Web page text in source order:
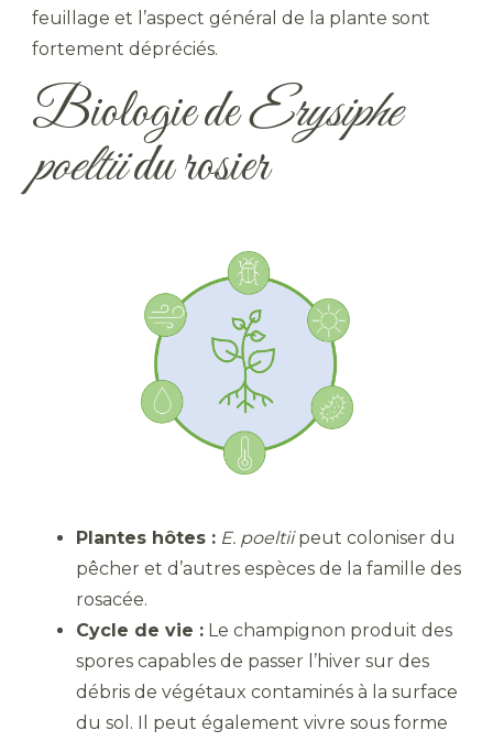
feuillage et l’aspect général de la plante sont
fortement dépréciés.
Biologie deErysiphe
poeltiidu rosier
Plantes hôtes : E. poeltiipeut coloniser du
pêcher et d’autres espèces de la famille des
rosacée.
Cycle de vie : Le champignon produit des
spores capables de passer l’hiver sur des
débris de végétaux contaminés à la surface
du sol. Il peut également vivre sous forme